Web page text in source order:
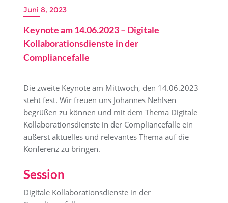
Juni 8, 2023
Keynote am 14.06.2023 – Digitale
Kollaborationsdienste in der
Compliancefalle
Die zweite Keynote am Mittwoch, den 14.06.2023
steht fest. Wir freuen uns Johannes Nehlsen
begrüßen zu können und mit dem Thema Digitale
Kollaborationsdienste in der Compliancefalle ein
äußerst aktuelles und relevantes Thema auf die
Konferenz zu bringen.
Session
Digitale Kollaborationsdienste in der